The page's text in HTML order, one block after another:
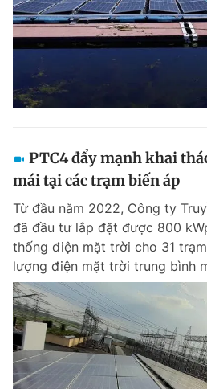
PTC4 đẩy mạnh khai
mái tại các trạm biến áp
Từ đầu năm 2022, Công ty
đã đầu tư lắp đặt được 800
thống điện mặt trời cho 31
lượng điện mặt trời trung bình